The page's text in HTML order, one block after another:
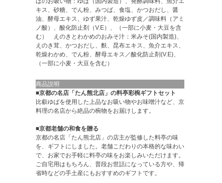
キス、砂糖、でん粉、みつば、食塩、かつおだし、醤
油、酵母エキス、ゆず果汁、乾燥ゆず皮／調味料（アミ
ノ酸）、酸化防止剤（V.E）、（一部に小麦・大豆を含
む） えのきとわかめのおみそ汁：米みそ(国内製造)、
えのき茸、かつおだし、麩、昆布エキス、魚介エキス、
乾燥わかめ、でん粉、酵母エキス／酸化防止剤(V.E)、
（一部に小麦・大豆を含む）
商品説明
■京都の名店「たん熊北店」の料亭彩椀ギフトセット
比叡ゆばを使用した上品なお吸い物やお味噌汁など、京
料理の名店から絶品の椀物をお届けします。
■京都老舗の和食を贈る
京都の名店「たん熊北店」の店主が監修した料亭の味
を、ギフトにしました。老舗こだわりの本格的な味わい
で、お家でお手軽に料亭の味をお楽しみいただけます。
ご自宅用はもちろん、普段お世話になっている方や、帰
省時などの手土産にもおすすめのギフトです。